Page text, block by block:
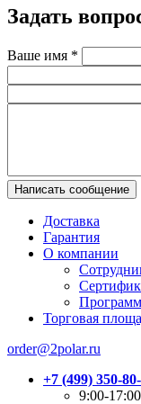
Задать
Ваше имя *
Написать сообщение
Доставка
Гарантия
О компании
Торговая
order@2polar.ru
+7 (499) 350-
9:00-17:00